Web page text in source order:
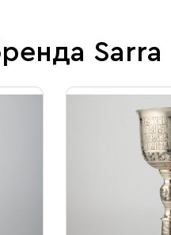
Sarra